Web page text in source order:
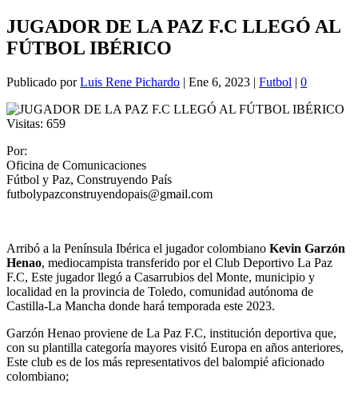
JUGADOR DE LA PAZ F.C LLEGÓ AL
FÚTBOL IBÉRICO
Publicado porLuis Rene Pichardo | Ene 6, 2023 | Futbol | 0
Visitas: 659
Por:
Oficina de Comunicaciones
Fútbol y Paz, Construyendo País
futbolypazconstruyendopais@gmail.com
Arribó a la Península Ibérica el jugador colombiano Kevin Garzón
Henao, mediocampista transferido por el Club Deportivo La Paz
F.C, Este jugador llegó a Casarrubios del Monte, municipio y
localidad en la provincia de Toledo, comunidad autónoma de
Castilla-La Mancha donde hará temporada este 2023.
Garzón Henao proviene de La Paz F.C, institución deportiva que,
con su plantilla categoría mayores visitó Europa en años anteriores,
Este club es de los más representativos del balompié aficionado
colombiano;